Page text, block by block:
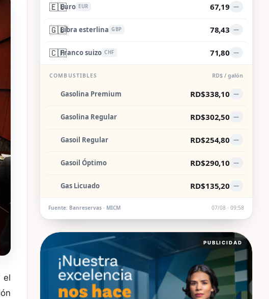
el
🇪🇺Euro EUR 67,19 —
🇬🇧Libra esterlina GBP 78,43 —
🇨🇭Franco suizo CHF 71,80 —
COMBUSTIBLES RD$ / galón
Gasolina Premium RD$338,10 —
Gasolina Regular RD$302,50 —
Gasoil Regular RD$254,80 —
Gasoil Óptimo RD$290,10 —
Gas Licuado RD$135,20 —
Fuente: Banreservas · MICM 07/08 · 09:58
PUBLICIDAD